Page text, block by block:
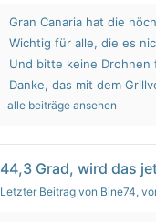
Gran Canaria hat die
Wichtig für alle, die es
Und bitte keine Drohnen
Danke, das mit dem
alle beiträge ansehen
44,3 Grad, wird das
Letzter Beitrag von Bine74,